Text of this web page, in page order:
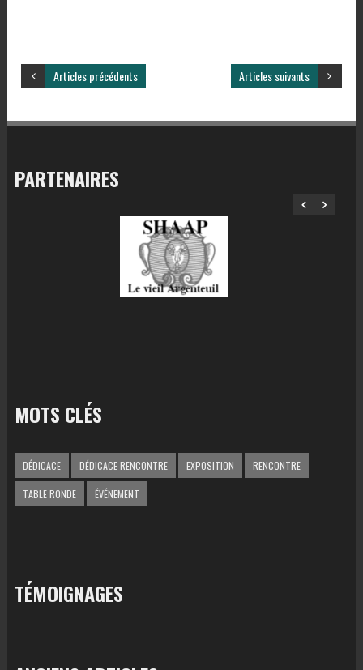
Articles suivants
Articles précédents
PARTENAIRES
MOTS CLÉS
DÉDICACE DÉDICACE RENCONTRE EXPOSITION RENCONTRE
TABLE RONDE ÉVÉNEMENT
TÉMOIGNAGES